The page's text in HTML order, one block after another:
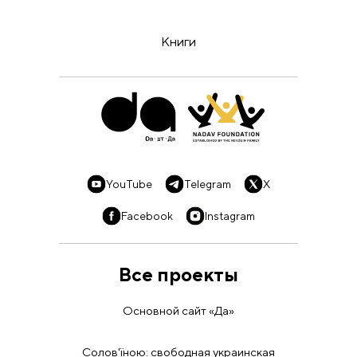
Книги
YouTube Telegram X
Facebook Instagram
Все проекты
Основной сайт «Да»
Солов'їною: свободная украинская